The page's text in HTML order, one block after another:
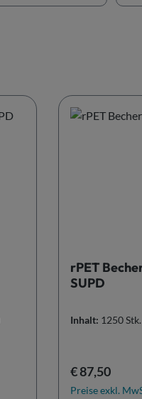
rPET
SUPD
Inhalt: 1250 Stk.
Regulärer
€ 87,50
Preise exkl.